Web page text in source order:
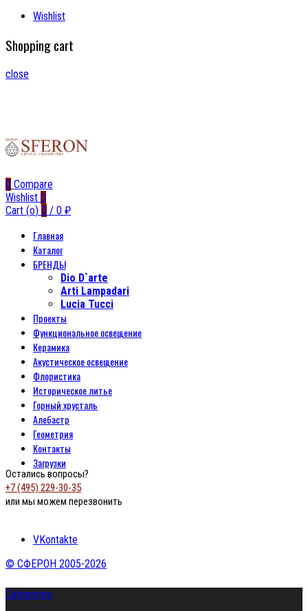
Wishlist
Shopping cart
close
0 Compare
Wishlist 0
Cart (o) 0 / 0 ₽
Главная
Каталог
БРЕНДЫ
Dio D`arte
Arti Lampadari
Lucia Tucci
Проекты
Функциональное освещение
Керамика
Акустическое освещение
Флористика
Историческое литье
Горный хрусталь
Алебастр
Геометрия
Контакты
Загрузки
Остались вопросы?
+7 (495) 229-30-35
или мы можем перезвонить
VKontakte
© СФЕРОН 2005-2026
Categories